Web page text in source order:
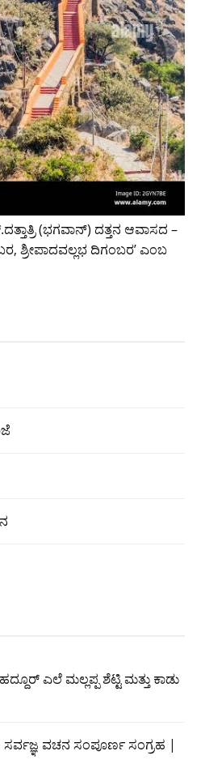
(ಭಗವಾನ್) ದತ್ತನ ಆವಾಸದ –
ಶ್ರೀಪಾದವಲ್ಲಭ ದಿಗಂಬರ’ ಎಂಬ
ಎಲೆ ಮಲ್ಲಪ್ಪ ಶೆಟ್ಟಿ ಮತ್ತು ಕಾಡು
ಸರ್ವಜ್ಞ ವಚನ ಸಂಪೂರ್ಣ ಸಂಗ್ರಹ |